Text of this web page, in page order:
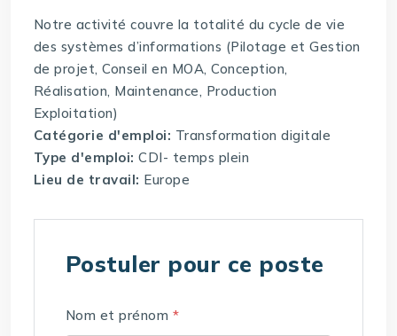
Notre activité couvre la totalité du cycle de vie
des systèmes d’informations (Pilotage et Gestion
de projet, Conseil en MOA, Conception,
Réalisation, Maintenance, Production
Exploitation)
Catégorie d'emploi: Transformation digitale
Type d'emploi:CDI- temps plein
Lieu de travail: Europe
Postuler pour ce poste
Nom et prénom *